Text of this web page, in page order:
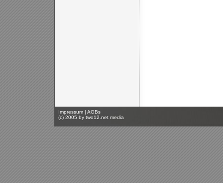
Impressum | AGBs
(c) 2005 by two12.net media